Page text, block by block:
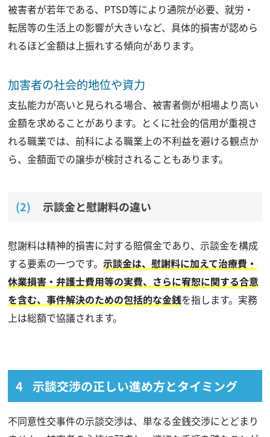
被害者が若年である、PTSD等により通院が必要、就労・
転居等の生活上の影響が大きいなど、具体的損害が認めら
れるほど金額は上振れする傾向があります。
加害者の社会的地位や資力
支払能力が高いと見られる場合、被害者側が相場より高い
金額を求めることがあります。とくに社会的信用が重視さ
れる職業では、前科による職業上の不利益を避ける観点か
ら、金額面での譲歩が検討されることもあります。
示談金と慰謝料の違い
慰謝料は精神的損害に対する賠償金であり、示談金を構成
する要素の一つです。 示談金は、慰謝料に加えて治療費・
休業損害・弁護士費用等の実費、さらに宥恕に関する合意
を含む、事件解決のための包括的な金銭を指します。実務
上は総額で協議されます。
示談交渉の正しい進め方とタイミング
不同意性交事件の示談交渉は、単なる金銭交渉にとどまり